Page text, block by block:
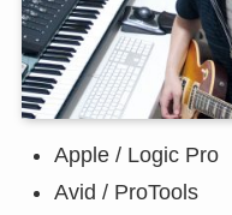
Apple / Logic Pro
Avid / ProTools